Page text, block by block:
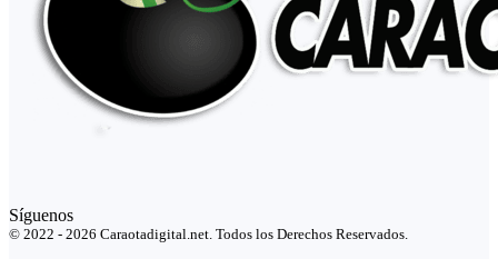
Síguenos
© 2022 - 2026 Caraotadigital.net. Todos los Derechos Reservados.